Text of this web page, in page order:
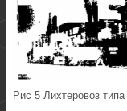
Рис 5 Лихтеровоз